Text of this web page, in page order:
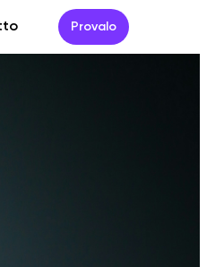
Provalo